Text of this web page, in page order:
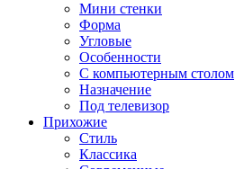
Мини стенки
Форма
Угловые
Особенности
С компьютерным столом
Назначение
Под телевизор
Прихожие
Стиль
Классика